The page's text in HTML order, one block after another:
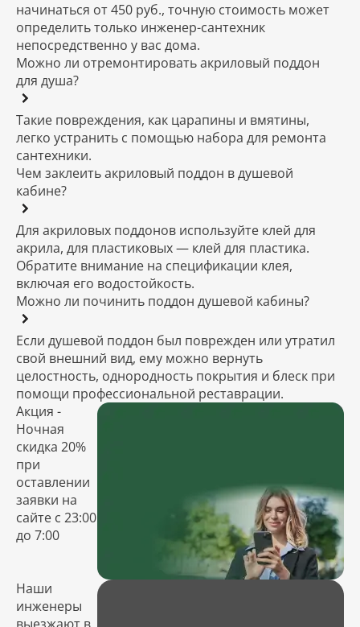
начинаться от 450 руб., точную стоимость может
определить только инженер-сантехник
непосредственно у вас дома.
Можно ли отремонтировать акриловый поддон
для душа?
Такие повреждения, как царапины и вмятины,
легко устранить с помощью набора для ремонта
сантехники.
Чем заклеить акриловый поддон в душевой
кабине?
Для акриловых поддонов используйте клей для
акрила, для пластиковых — клей для пластика.
Обратите внимание на спецификации клея,
включая его водостойкость.
Можно ли починить поддон душевой кабины?
Если душевой поддон был поврежден или утратил
свой внешний вид, ему можно вернуть
целостность, однородность покрытия и блеск при
помощи профессиональной реставрации.
Акция -
Ночная
скидка 20%
при
оставлении
заявки на
сайте с 23:00
до 7:00
Наши
инженеры